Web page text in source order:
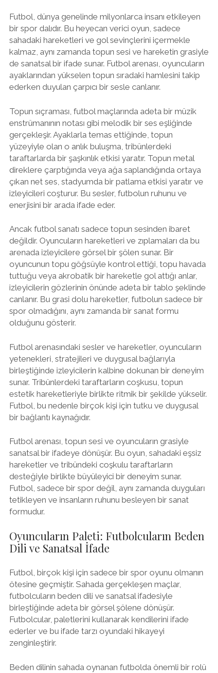
Futbol, dünya genelinde milyonlarca insanı etkileyen
bir spor dalıdır. Bu heyecan verici oyun, sadece
sahadaki hareketleri ve gol sevinçlerini içermekle
kalmaz, aynı zamanda topun sesi ve hareketin grasiyle
de sanatsal bir ifade sunar. Futbol arenası, oyuncuların
ayaklarından yükselen topun sıradaki hamlesini takip
ederken duyulan çarpıcı bir sesle canlanır.
Topun sıçraması, futbol maçlarında adeta bir müzik
enstrümanının notası gibi melodik bir ses eşliğinde
gerçekleşir. Ayaklarla temas ettiğinde, topun
yüzeyiyle olan o anlık buluşma, tribünlerdeki
taraftarlarda bir şaşkınlık etkisi yaratır. Topun metal
direklere çarptığında veya ağa saplandığında ortaya
çıkan net ses, stadyumda bir patlama etkisi yaratır ve
izleyicileri coşturur. Bu sesler, futbolun ruhunu ve
enerjisini bir arada ifade eder.
Ancak futbol sanatı sadece topun sesinden ibaret
değildir. Oyuncuların hareketleri ve zıplamaları da bu
arenada izleyicilere görsel bir şölen sunar. Bir
oyuncunun topu göğsüyle kontrol ettiği, topu havada
tuttuğu veya akrobatik bir hareketle gol attığı anlar,
izleyicilerin gözlerinin önünde adeta bir tablo şeklinde
canlanır. Bu grasi dolu hareketler, futbolun sadece bir
spor olmadığını, aynı zamanda bir sanat formu
olduğunu gösterir.
Futbol arenasındaki sesler ve hareketler, oyuncuların
yetenekleri, stratejileri ve duygusal bağlarıyla
birleştiğinde izleyicilerin kalbine dokunan bir deneyim
sunar. Tribünlerdeki taraftarların coşkusu, topun
estetik hareketleriyle birlikte ritmik bir şekilde yükselir.
Futbol, bu nedenle birçok kişi için tutku ve duygusal
bir bağlantı kaynağıdır.
Futbol arenası, topun sesi ve oyuncuların grasiyle
sanatsal bir ifadeye dönüşür. Bu oyun, sahadaki eşsiz
hareketler ve tribündeki coşkulu taraftarların
desteğiyle birlikte büyüleyici bir deneyim sunar.
Futbol, sadece bir spor değil, aynı zamanda duyguları
tetikleyen ve insanların ruhunu besleyen bir sanat
formudur.
Oyuncuların Paleti: Futbolcuların Beden
Dili ve Sanatsal İfade
Futbol, birçok kişi için sadece bir spor oyunu olmanın
ötesine geçmiştir. Sahada gerçekleşen maçlar,
futbolcuların beden dili ve sanatsal ifadesiyle
birleştiğinde adeta bir görsel şölene dönüşür.
Futbolcular, paletlerini kullanarak kendilerini ifade
ederler ve bu ifade tarzı oyundaki hikayeyi
zenginleştirir.
Beden dilinin sahada oynanan futbolda önemli bir rolü